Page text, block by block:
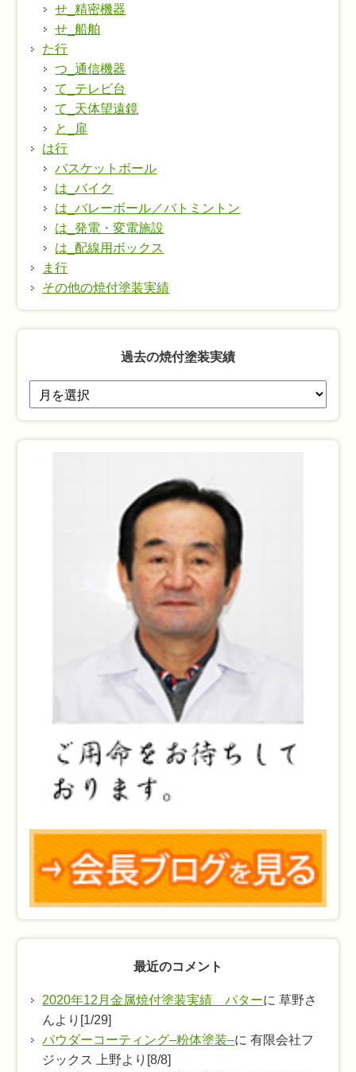
せ_精密機器
せ_船舶
た行
つ_通信機器
て_テレビ台
て_天体望遠鏡
と_扉
は行
バスケットボール
は_バイク
は_バレーボール／バトミントン
は_発電・変電施設
は_配線用ボックス
ま行
その他の焼付塗装実績
過去の焼付塗装実績
最近のコメント
2020年12月金属焼付塗装実績 パターに 草野さ
んより[1/29]
パウダーコーティング–粉体塗装–に 有限会社フ
ジックス 上野より[8/8]